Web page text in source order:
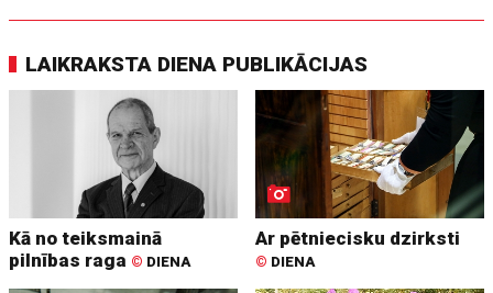
LAIKRAKSTA DIENA PUBLIKĀCIJAS
Kā no teiksmainā
pilnības raga © DIENA
Ar pētniecisku dzirksti
© DIENA